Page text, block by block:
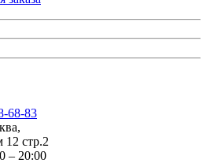
68-83
,
стр.2
– 20:00